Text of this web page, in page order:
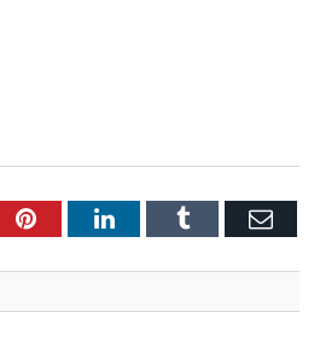
PinterestLinkedInTumblr Email